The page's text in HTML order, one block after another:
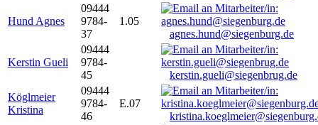
Hund Agnes
09444
9784-
37
1.05
agnes.hund@siegenburg.de
Kerstin Gueli
09444
9784-
45
kerstin.gueli@siegenbrug.de
Köglmeier
Kristina
09444
9784-
46
E.07